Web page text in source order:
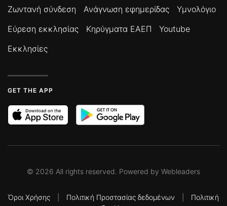
Ζωντανή σύνδεση Ανάγνωση εφημερίδας
Υμνολόγιο
Εύρεση εκκλησίας
Κηρύγματα ΕΑΕΠ
Youtube
Εκκλησίες
GET THE APP
© 2026 All rights reserved. Powered by Webleaders
Όροι Χρήσης Πολιτική Προστασίας δεδομένων
Πολιτική